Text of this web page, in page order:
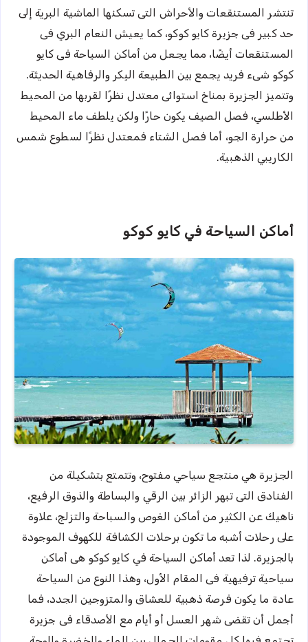
تنتشر المستنقعات والأحراش التى تسكنها الماشية البرية إلى
حد كبير فى جزيرة كايو كوكو، كما يعيش النعام البري فى
المستنقعات أيضًا، مما يجعل من أماكن السياحة فى كايو
كوكو شىء فريد يجمع بين الطبيعة البِكر والرفاهية الحديثة.
وتتميز الجزيرة بمناخ استوائى معتدل نظرًا لقربها من المحيط
الأطلسي، فصل الصيف يكون حارًا ولكن يلطف ماء المحيط
من حرارة الجو، أما فصل الشتاء فمعتدل نظرًا لسطوع شمس
الكاريبي الذهبية.
أماكن السياحة في كايو كوكو
الجزيرة هي منتجع سياحي مفتوح، وتتمتع بتشكيلة من
الفنادق التى تبهر الزائر بين الرقي والبساطة والذوق الرفيع،
ناهيك عن الكثير من أماكن الغوص والسباحة والتزلج، علاوة
على رحلات أشبه ما تكون برحلات الكشافة للكهوف الموجودة
بالجزيرة. لذا تعد أماكن السياحة في كايو كوكو هى أماكن
سياحية ترفيهية فى المقام الأول، وهذا النوع من السياحة
عادة ما يكون فرصة ذهبية للعشاق والمتزوجين الجدد، فما
أجمل أن تقضى شهر العسل أو أيام مع الأصدقاء فى جزيرة